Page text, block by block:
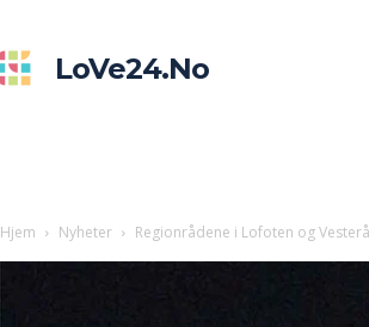
LoVe24.no
Hjem Nyheter Regionrådene i Lofoten og